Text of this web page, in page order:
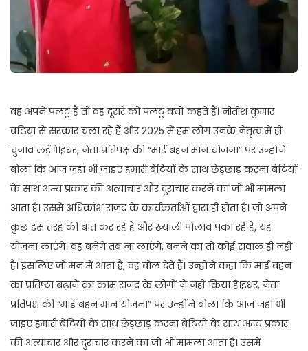
वह अपने पलटू हैं तो वह दूसरे को पलटू क्यों कहते हैं। नीतीश कुमार
बढ़िया से सरकार चला रहे हैं और 2025 में हम लोग उनके नेतृत्व में ही
चुनाव लड़ेंगे।इधर, नेता प्रतिपक्ष की “माई बहन मान योजना” पर उन्होंने
बोला कि आज जहां भी जाइए हमारी बेटियों के साथ छेड़छाड़ करना बेटियों
के साथ अन्य प्रकार की अत्याचार और दुराचार करने का जो भी मामला
आता है। उसमें अधिकांश राजद के कार्यकर्ताओं द्वारा ही होता है। जो अपने
कुछ इस तरह की बात कर रहे हैं और ख्याली पोलाव पका रहे हैं, यह
योजना लाएंगे। वह बनेंगे तब ना लाएंगे, बनने का तो कोई सवाल ही नहीं
है। इसलिए जो मन में आता है, वह बोल देते हैं। उन्होंने कहा कि माई बहन
का प्रतिष्ठा बढ़ाने का काम राजद के लोगों ने नहीं किया है।इधर, नेता
प्रतिपक्ष की “माई बहन मान योजना” पर उन्होंने बोला कि आज जहां भी
जाइए हमारी बेटियों के साथ छेड़छाड़ करना बेटियों के साथ अन्य प्रकार
की अत्याचार और दुराचार करने का जो भी मामला आता है। उसमें